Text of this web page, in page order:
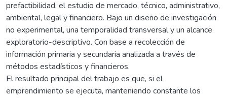
prefactibilidad, el estudio de mercado, técnico, administrativo,
ambiental, legal y financiero. Bajo un diseño de investigación
no experimental, una temporalidad transversal y un alcance
exploratorio-descriptivo. Con base a recolección de
información primaria y secundaria analizada a través de
métodos estadísticos y financieros.
El resultado principal del trabajo es que, si el
emprendimiento se ejecuta, manteniendo constante los